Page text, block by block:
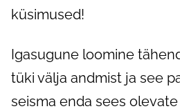
küsimused!
Igasugune loomine
tüki välja andmist ja see
seisma enda sees